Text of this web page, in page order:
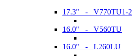
17.3" - V770TU1-2
16.0" - V560TU
16.0" - L260LU